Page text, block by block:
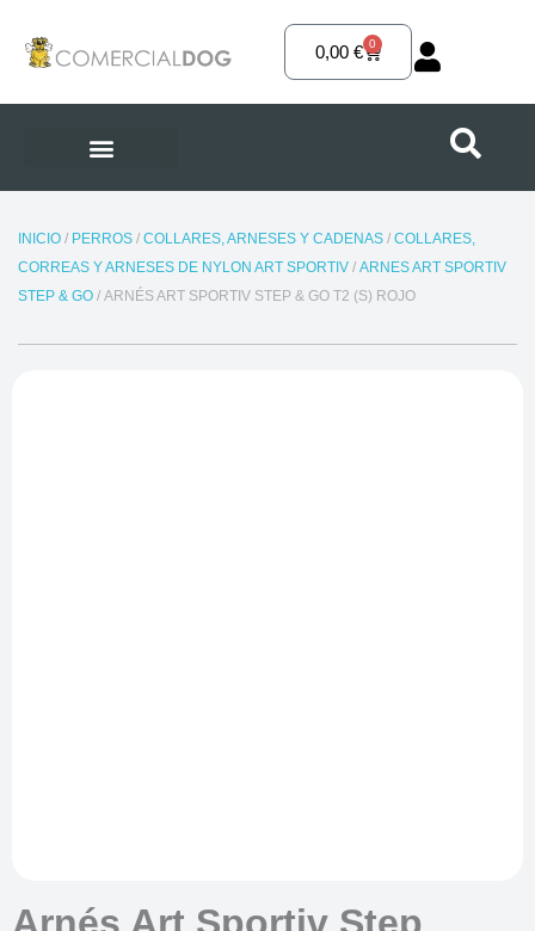
contenido
0,00€ 0
Carrito
INICIO/ PERROS/ COLLARES, ARNESES Y CADENAS/ COLLARES,
CORREAS Y ARNESES DE NYLON ART SPORTIV/ ARNES ART SPORTIV
STEP & GO/ ARNÉS ART SPORTIV STEP & GO T2 (S) ROJO
Arnés Art Sportiv Step